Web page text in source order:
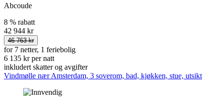
Abcoude
8 % rabatt
42 944 kr
46 763 kr
for 7 netter, 1 feriebolig
6 135 kr per natt
inkludert skatter og avgifter
Vindmølle nær Amsterdam, 3 soverom, bad, kjøkken, stue, utsikt